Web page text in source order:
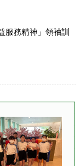
服務精神」領袖訓